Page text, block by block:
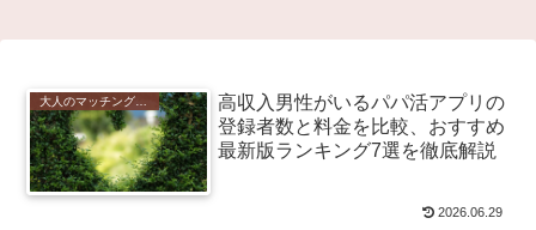
大人のマッチングアプリ
高収入男性がいるパパ活アプリの
登録者数と料金を比較、おすすめ
最新版ランキング7選を徹底解説
2026.06.29